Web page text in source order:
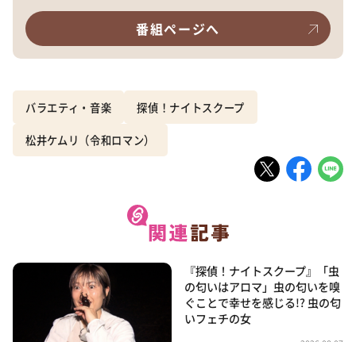
番組ページへ
バラエティ・音楽 探偵！ナイトスクープ
松井ケムリ（令和ロマン）
『探偵！ナイトスクープ』「虫
の匂いはアロマ」虫の匂いを嗅
ぐことで幸せを感じる!? 虫の匂
いフェチの女